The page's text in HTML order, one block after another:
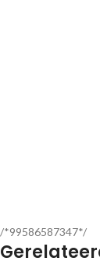
/*99586587347*/